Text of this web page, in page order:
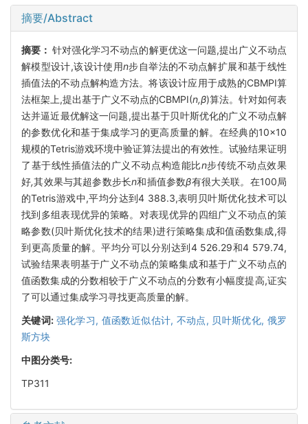
摘要/Abstract
摘要：针对强化学习不动点的解更优这一问题,提出广义不动点
解模型设计,该设计使用n步自举法的不动点解扩展和基于线性
插值法的不动点解构造方法。将该设计应用于成熟的CBMPI算
法框架上,提出基于广义不动点的CBMPI(n,β)算法。针对如何表
达并逼近最优解这一问题,提出基于贝叶斯优化的广义不动点解
的参数优化和基于集成学习的更高质量的解。在经典的10×10
规模的Tetris游戏环境中验证算法提出的有效性。试验结果证明
了基于线性插值法的广义不动点构造能比n步传统不动点效果
好,其效果与其超参数步长n和插值参数β有很大关联。 在100局
的Tetris游戏中,平均分达到4 388.3,表明贝叶斯优化技术可以
找到多组表现优异的策略。对表现优异的四组广义不动点的策
略参数(贝叶斯优化技术的结果)进行策略集成和值函数集成,得
到更高质量的解。平均分可以分别达到4 526.29和4 579.74,
试验结果表明基于广义不动点的策略集成和基于广义不动点的
值函数集成的分数相较于广义不动点的分数有小幅度提高,证实
了可以通过集成学习寻找更高质量的解。
关键词: 强化学习, 值函数近似估计, 不动点, 贝叶斯优化, 俄罗
斯方块
中图分类号:
TP311